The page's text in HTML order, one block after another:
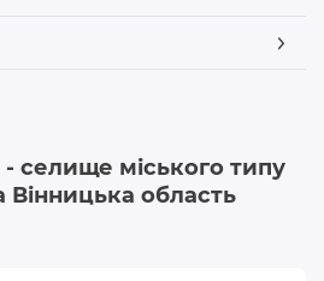
селище міського типу
Вінницька область